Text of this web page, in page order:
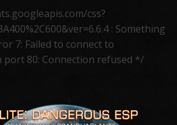
css?
: Something
7: Failed to connect to
port 80: Connection refused */